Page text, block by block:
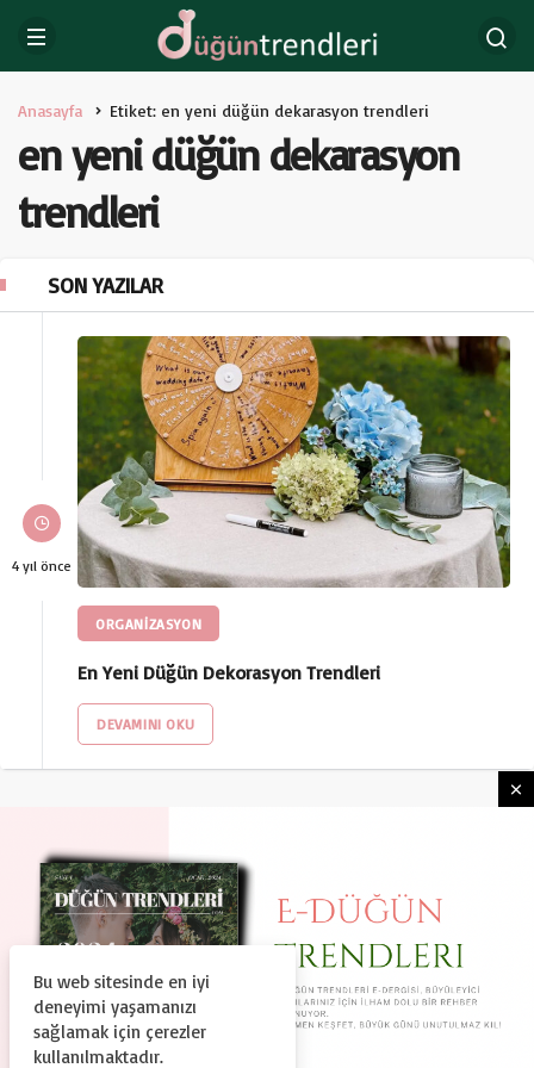
Anasayfa Etiket: en yeni düğün dekarasyon trendleri
en yeni düğün dekarasyon
trendleri
SON YAZILAR
4 yıl önce
ORGANİZASYON
En Yeni Düğün Dekorasyon Trendleri
DEVAMINI OKU
HAKKIMIZDA
KULLANIM ŞARTLARI
GIZLILIK VE GÜVENLIK
KÜNYE İLETIŞIM
Bu web sitesinde en iyi
deneyimi yaşamanızı
sağlamak için çerezler
kullanılmaktadır.